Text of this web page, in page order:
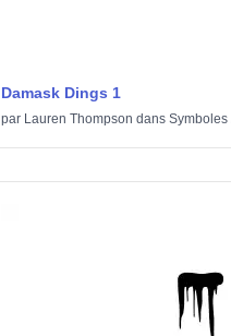
Damask Dings 1
par Lauren Thompson dans Symboles